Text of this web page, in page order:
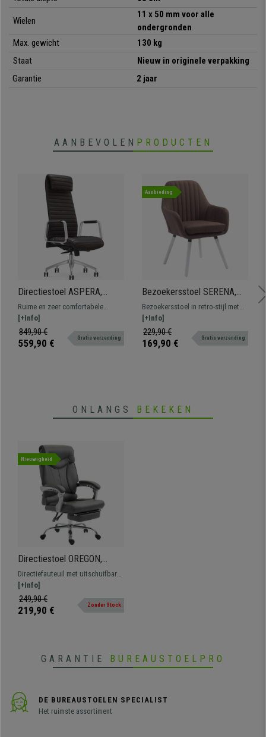
• Uitschuifbare voetensteun, verstelbare rugleuning
• Geschikt voor intensief gebruik 8 uur
• Bekleed met synthetisch leder
Wielen
11 x 50 mm voor alle
ondergronden
Max. gewicht
130 kg
Staat
Nieuw in originele verpakking
Garantie
2 jaar
AANBEVOLEN PRODUCTEN
Directiestoel ASPERA,
Ergonomisch Elegant
Ontwerp, Belastbaar tot 150
kg, Donkerbruin Echt Leder
Ruime en zeer comfortabele
directiestoel met ergonomisch
ontwerp. Belastbaar tot 150 kg,
met metalen onderstel en
[+Info]
849,90 €
559,90 € Gratis verzending
Aanbieding
Bezoekersstoel SERENA,
met Witte Poten,
Donkerbruine Stof
Bezoekersstoel in retro-stijl met
dikke vulling en gemaakt van
hoogwaardige materialen.
[+Info]
229,90 €
169,90 € Gratis verzending
ONLANGS BEKEKEN
Nieuwigheid
Directiestoel OREGON,
Uitschuifbare Voetensteun,
Dikke Vulling, in Grijs Leder
Directiefauteuil met uitschuifbare
voetensteun en dikke vulling.
Bekleed met synthetisch leder.
Verkrijgbaar in verschillende
[+Info]
249,90 €
219,90 € Zonder Stock
GARANTIE BUREAUSTOELPRO
DE BUREAUSTOELEN SPECIALIST
Het ruimste assortiment